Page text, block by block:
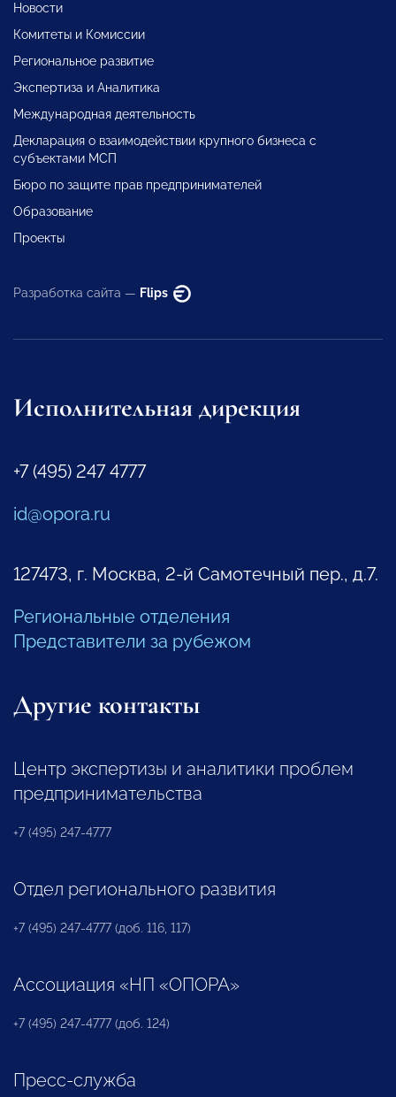
Новости
Комитеты и Комиссии
Региональное развитие
Экспертиза и Аналитика
Международная деятельность
Декларация о взаимодействии крупного бизнеса с
субъектами МСП
Бюро по защите прав предпринимателей
Образование
Проекты
Разработка сайта — Flips
Исполнительная дирекция
+7 (495) 247 4777
id@opora.ru
127473, г. Москва, 2-й Самотечный пер., д.7.
Региональные отделения
Представители за рубежом
Другие контакты
Центр экспертизы и аналитики проблем
предпринимательства
+7 (495) 247-4777
Отдел регионального развития
+7 (495) 247-4777 (доб. 116, 117)
Ассоциация «НП «ОПОРА»
+7 (495) 247-4777 (доб. 124)
Пресс-служба